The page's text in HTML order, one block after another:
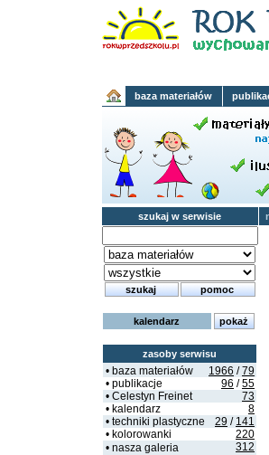
baza materiałów
szukaj w serwisie
kalendarz
zasoby serwisu
• baza materiałów 1966 /79
• publikacje
96 /55
• Celestyn Freinet
73
• kalendarz
8
• techniki plastyczne
29 / 141
• kolorowanki
220
• nasza galeria
312